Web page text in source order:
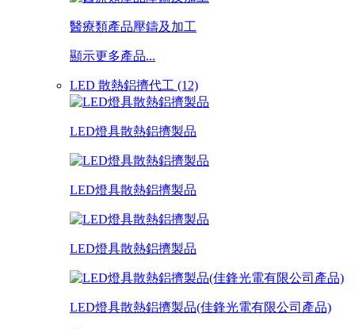
醫療類產品壓鑄及加工
顯示更多產品...
LED 散熱鋁擠代工 (12)
LED燈具散熱鋁擠製品
LED燈具散熱鋁擠製品
LED燈具散熱鋁擠製品
LED燈具散熱鋁擠製品(佳鋒光電有限公司產品)